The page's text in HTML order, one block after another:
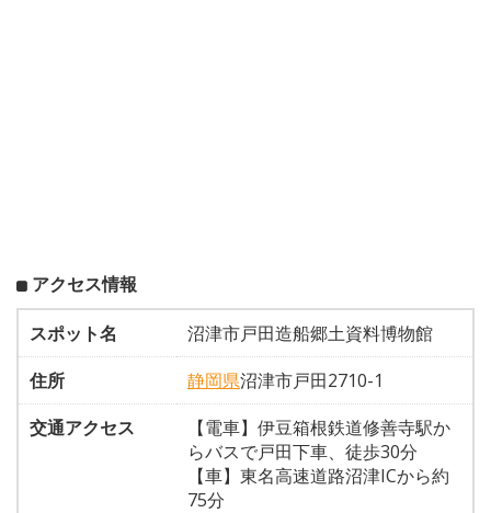
アクセス情報
スポット名
沼津市戸田造船郷土資料博物館
住所
静岡県沼津市戸田2710-1
交通アクセス
【電車】伊豆箱根鉄道修善寺駅か
らバスで戸田下車、徒歩30分
【車】東名高速道路沼津ICから約
75分